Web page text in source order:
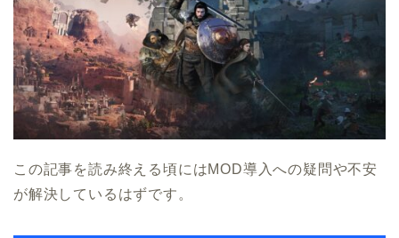
この記事を読み終える頃にはMOD導入への疑問や不安
が解決しているはずです。